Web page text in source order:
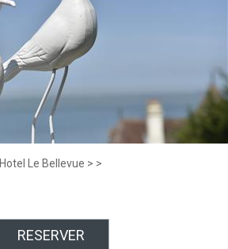
Hotel Le Bellevue > >
RESERVER